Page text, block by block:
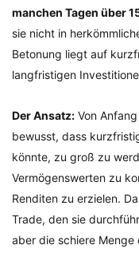
manchen Tagen über
sie nicht in
Betonung liegt auf
langfristigen
Der Ansatz: Von
bewusst, dass
könnte, zu groß zu
Vermögenswerten zu
Renditen zu erzielen.
Trade, den sie
aber die schiere